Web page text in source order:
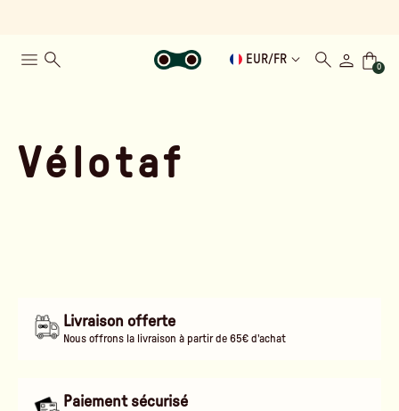
EUR/ FR
0
Vélotaf
Livraison offerte
Nous offrons la livraison à partir de 65€ d'achat
Paiement sécurisé